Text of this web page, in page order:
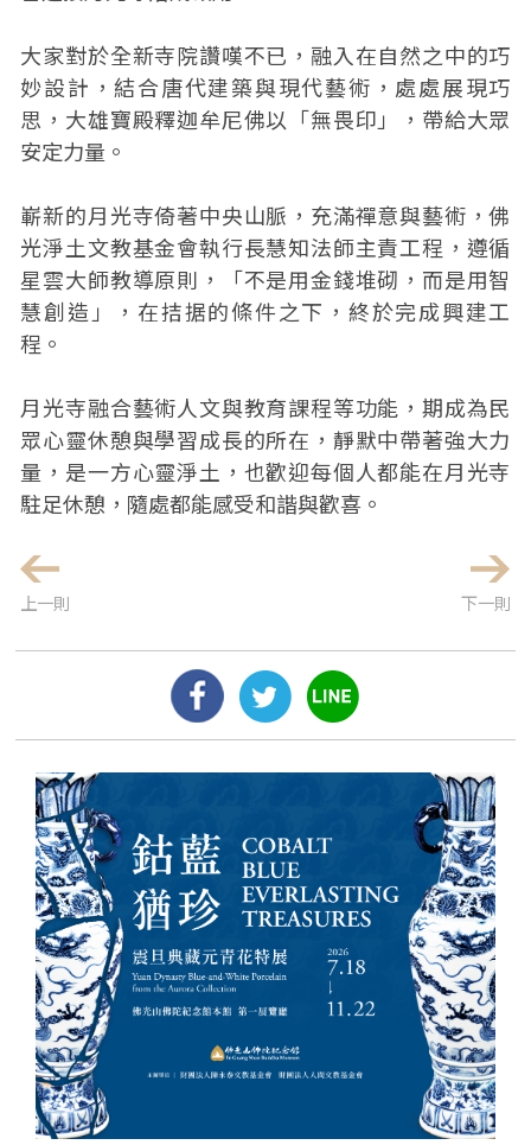
大家對於全新寺院讚嘆不已，融入在自然之中的巧
妙設計，結合唐代建築與現代藝術，處處展現巧
思，大雄寶殿釋迦牟尼佛以「無畏印」，帶給大眾
安定力量。
嶄新的月光寺倚著中央山脈，充滿禪意與藝術，佛
光淨土文教基金會執行長慧知法師主責工程，遵循
星雲大師教導原則，「不是用金錢堆砌，而是用智
慧創造」，在拮据的條件之下，終於完成興建工
程。
月光寺融合藝術人文與教育課程等功能，期成為民
眾心靈休憩與學習成長的所在，靜默中帶著強大力
量，是一方心靈淨土，也歡迎每個人都能在月光寺
駐足休憩，隨處都能感受和諧與歡喜。
上一則 下一則